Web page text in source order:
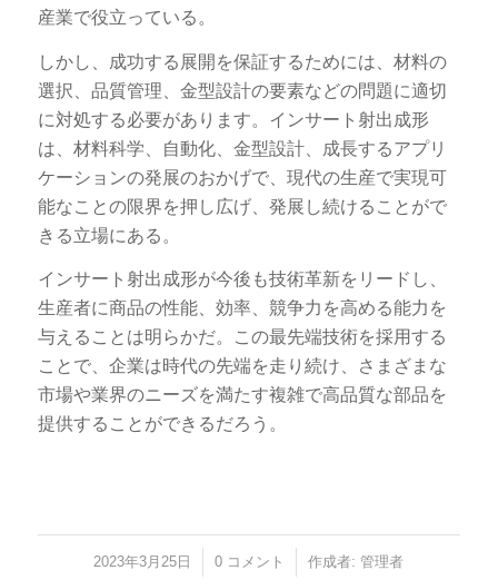
産業で役立っている。
しかし、成功する展開を保証するためには、材料の
選択、品質管理、金型設計の要素などの問題に適切
に対処する必要があります。インサート射出成形
は、材料科学、自動化、金型設計、成長するアプリ
ケーションの発展のおかげで、現代の生産で実現可
能なことの限界を押し広げ、発展し続けることがで
きる立場にある。
インサート射出成形が今後も技術革新をリードし、
生産者に商品の性能、効率、競争力を高める能力を
与えることは明らかだ。この最先端技術を採用する
ことで、企業は時代の先端を走り続け、さまざまな
市場や業界のニーズを満たす複雑で高品質な部品を
提供することができるだろう。
2023年3月25日
/ 0 コメント
/ 作成者:管理者